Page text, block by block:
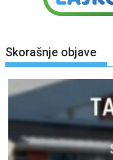
Skorašnje objave